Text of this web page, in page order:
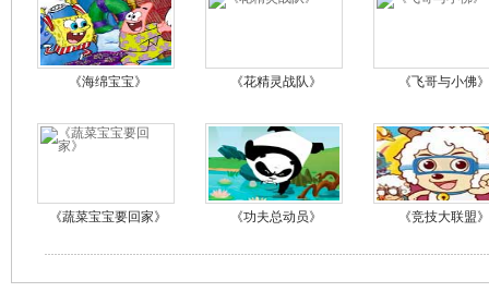
《海绵宝宝》 《花精灵战队》 《飞哥与小佛》
《蔬菜宝宝要回家》 《功夫总动员》 《竞技大联盟》